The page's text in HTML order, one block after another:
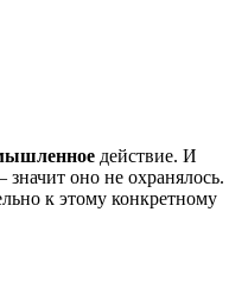
действие. И
оно не охранялось.
к этому конкретному